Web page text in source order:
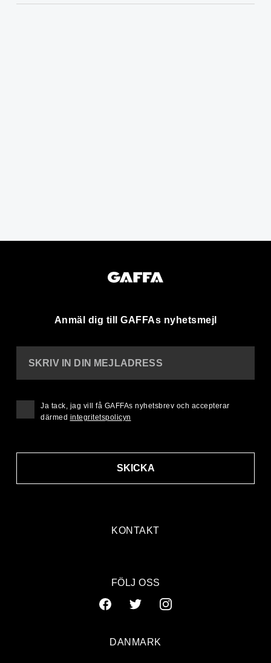
Anmäl dig till GAFFAs nyhetsmejl
KONTAKT
SKRIV IN DIN MEJLADRESS
SKICKA
Ja tack, jag vill få GAFFAs nyhetsbrev och accepterar
därmed integritetspolicyn
FÖLJ OSS
DANMARK